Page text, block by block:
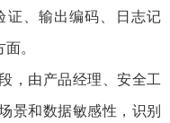
证、输出编码、日志记
。
，由产品经理、安全工
景和数据敏感性，识别